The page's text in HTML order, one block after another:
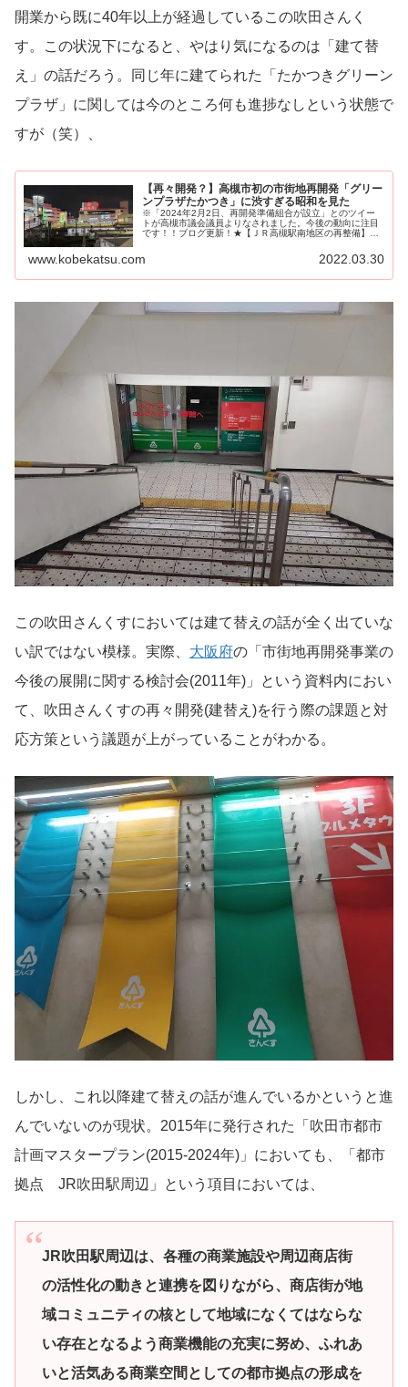
開業から既に40年以上が経過しているこの吹田さんく
す。この状況下になると、やはり気になるのは「建て替
え」の話だろう。同じ年に建てられた「たかつきグリーン
プラザ」に関しては今のところ何も進捗なしという状態で
すが（笑）、
【再々開発？】高槻市初の市街地再開発「グリー
ンプラザたかつき」に渋すぎる昭和を見た
※「2024年2月2日、再開発準備組合が設立」とのツイー
トが高槻市議会議員よりなされました。今後の動向に注目
です！！ブログ更新！★【ＪＲ高槻駅南地区の再整備】検
www.kobekatsu.com 2022.03.30
この吹田さんくすにおいては建て替えの話が全く出ていな
い訳ではない模様。実際、 大阪府の「市街地再開発事業の
今後の展開に関する検討会(2011年)」という資料内におい
て、吹田さんくすの再々開発(建替え)を行う際の課題と対
応方策という議題が上がっていることがわかる。
しかし、これ以降建て替えの話が進んでいるかというと進
んでいないのが現状。2015年に発行された「吹田市都市
計画マスタープラン(2015-2024年)」においても、「都市
拠点 JR吹田駅周辺」という項目においては、
JR吹田駅周辺は、各種の商業施設や周辺商店街
の活性化の動きと連携を図りながら、商店街が地
域コミュニティの核として地域になくてはならな
い存在となるよう商業機能の充実に努め、ふれあ
いと活気ある商業空間としての都市拠点の形成を